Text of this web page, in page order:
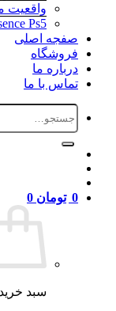
واقعیت
Ps5
صفجه اصلی
فروشگاه
درباره ما
تماس با ما
جستجو
برای:
0 تومان 0
سبد